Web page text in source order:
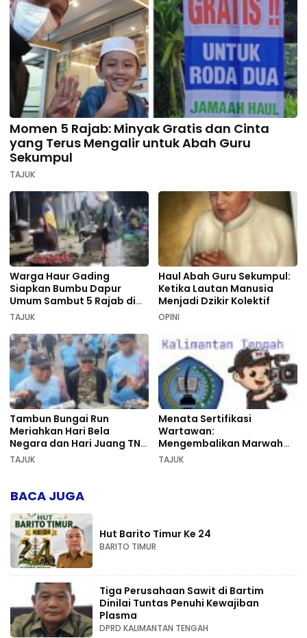
Momen 5 Rajab: Minyak Gratis dan Cinta
yang Terus Mengalir untuk Abah Guru
Sekumpul
TAJUK
Warga Haur Gading
Siapkan Bumbu Dapur
Umum Sambut 5 Rajab di
Sekumpul
TAJUK
Haul Abah Guru Sekumpul:
Ketika Lautan Manusia
Menjadi Dzikir Kolektif
OPINI
Tambun Bungai Run
Meriahkan Hari Bela
Negara dan Hari Juang TNI
AD di Palangka Raya
TAJUK
Menata Sertifikasi
Wartawan:
Mengembalikan Marwah
Pers dan Keadilan
TAJUK
BACA JUGA
Hut Barito Timur Ke 24
BARITO TIMUR
Tiga Perusahaan Sawit di Bartim
Dinilai Tuntas Penuhi Kewajiban
Plasma
DPRD KALIMANTAN TENGAH